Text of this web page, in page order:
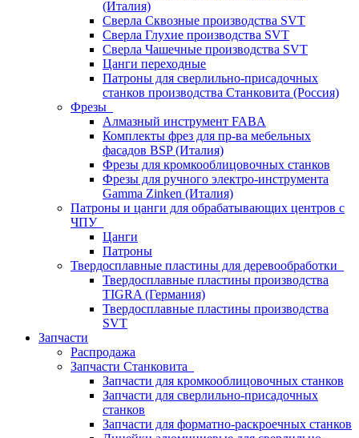
(Италия)
Сверла Сквозные производства SVT
Сверла Глухие производства SVT
Сверла Чашечные производства SVT
Цанги переходные
Патроны для сверлильно-присадочных
станков производства Станковита (Россия)
Фрезы
Алмазный инструмент FABA
Комплекты фрез для пр-ва мебельных
фасадов BSP (Италия)
Фрезы для кромкооблицовочных станков
Фрезы для ручного электро-инструмента
Gamma Zinken (Италия)
Патроны и цанги для обрабатывающих центров с
ЧПУ
Цанги
Патроны
Твердосплавные пластины для деревообработки
Твердосплавные пластины производства
TIGRA (Германия)
Твердосплавные пластины производства
SVT
Запчасти
Распродажа
Запчасти Станковита
Запчасти для кромкооблицовочных станков
Запчасти для сверлильно-присадочных
станков
Запчасти для форматно-раскроечных станков